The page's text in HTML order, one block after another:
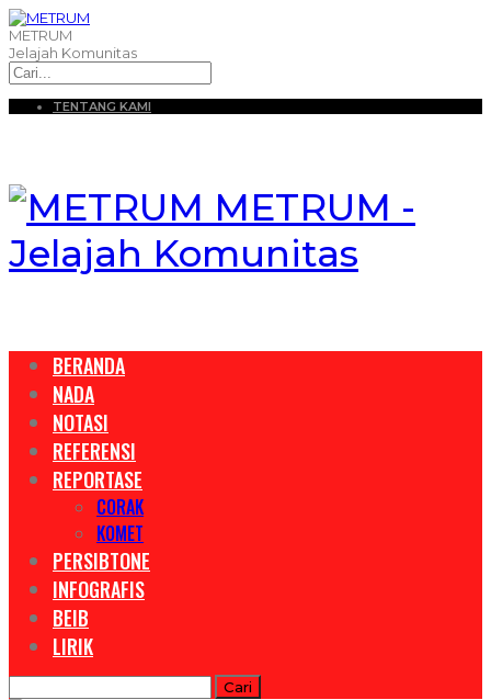
METRUM
Jelajah Komunitas
TENTANG KAMI
METRUM -
Jelajah Komunitas
BERANDA
NADA
NOTASI
REFERENSI
REPORTASE
CORAK
KOMET
PERSIBTONE
INFOGRAFIS
BEIB
LIRIK